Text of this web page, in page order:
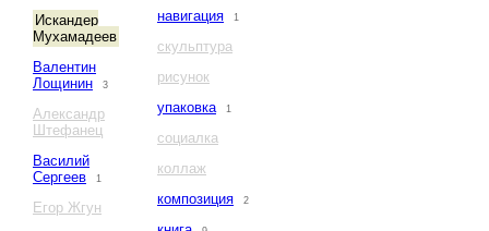
Искандер
Мухамадеев
Валентин
Лощинин
3
Александр
Штефанец
Василий
Сергеев
1
Егор Жгун
навигация 1
скульптура
рисунок
упаковка
1
социалка
коллаж
композиция
2